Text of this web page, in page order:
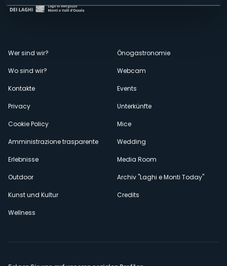
Menù
secondario
Wer sind wir?
Wo sind wir?
Kontakte
Privacy
Cookie Policy
Amministrazione trasparente
Erlebnisse
Outdoor
Kunst und Kultur
Wellness
Önogastronomie
Webcam
Events
Unterkünfte
Mice
Wedding
Media Room
Archiv "Laghi e Monti Today"
Credits